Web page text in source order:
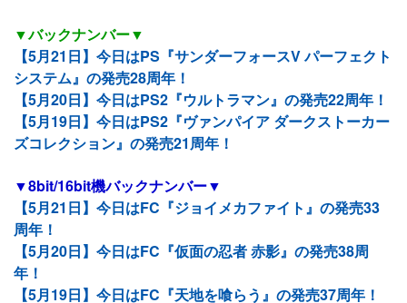
▼バックナンバー▼
【5月21日】今日はPS『サンダーフォースV パーフェクト
システム』の発売28周年！
【5月20日】今日はPS2『ウルトラマン』の発売22周年！
【5月19日】今日はPS2『ヴァンパイア ダークストーカー
ズコレクション』の発売21周年！
▼8bit/16bit機バックナンバー▼
【5月21日】今日はFC『ジョイメカファイト』の発売33
周年！
【5月20日】今日はFC『仮面の忍者 赤影』の発売38周
年！
【5月19日】今日はFC『天地を喰らう』の発売37周年！